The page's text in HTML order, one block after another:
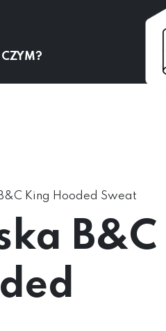
CZYM?
King Hooded Sweat
B&C